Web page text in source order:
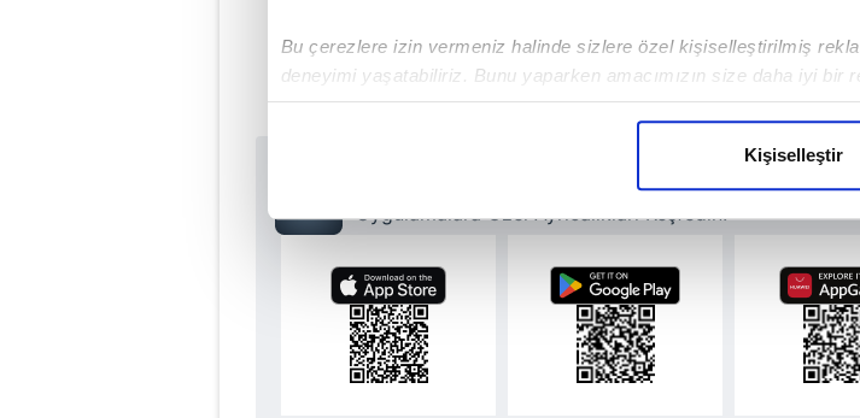
Bu çerezlere izin vermeniz halinde sizlere özel kişiselleştirilmiş
deneyimi yaşatabiliriz. Bunu yaparken amacımızın size daha iyi
içerikleri sunabilmek adına elimizden gelen çabayı gösterdiğimizi
Her halükârda, kullanıcılar, bu çerezlere izin vermedikleri takdirde,
çerezler vasıtasıyla çeşitli kişisel verileriniz işlenmekte olup gerekli
amacıyla kullanılmaktadır. Diğer çerezler, sitemizin daha işlevsel
reklam/pazarlama faaliyetlerinin yapılması, amaçlarıyla sınırlı olarak
Kişiselleştir
#ADANA
Sabah.com.tr Uygulamamızı İndirin
Uygulamalara Özel Ayrıcalıkları Keşfedin!